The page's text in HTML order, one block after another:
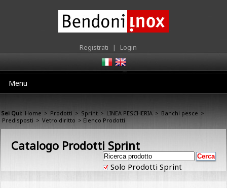
Registrati | Login
Menu
Sei Qui: Home > Prodotti > Sprint > LINEA PESCHERIA > Banchi pesce >
Predisposti > Vetro diritto > Elenco Prodotti
Catalogo Prodotti Sprint
Solo Prodotti Sprint